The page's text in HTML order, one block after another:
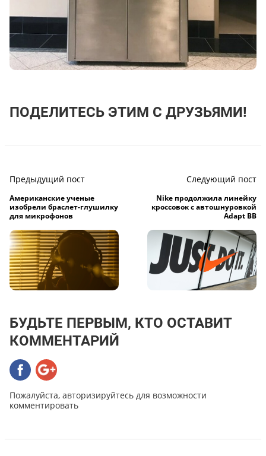
ПОДЕЛИТЕСЬ ЭТИМ С ДРУЗЬЯМИ!
Предыдущий пост
Американские ученые
изобрели браслет-глушилку
для микрофонов
Следующий пост
Nike продолжила линейку
кроссовок с автошнуровкой
Adapt BB
БУДЬТЕ ПЕРВЫМ, КТО ОСТАВИТ
КОММЕНТАРИЙ
Пожалуйста, авторизируйтесь для возможности
комментировать